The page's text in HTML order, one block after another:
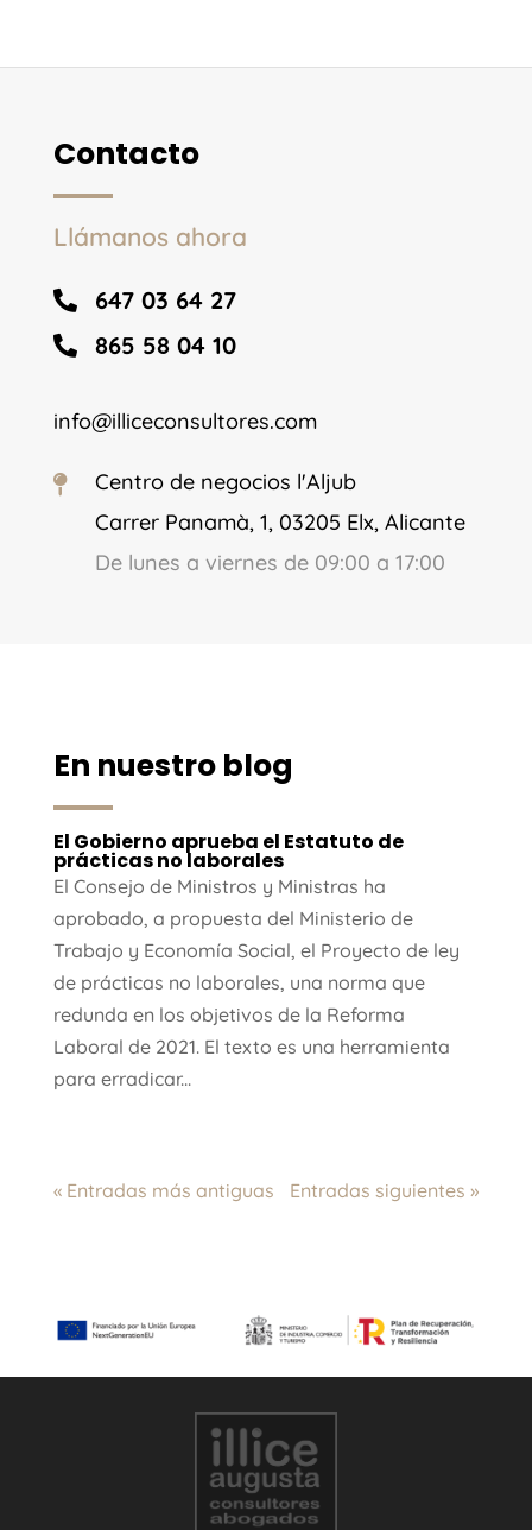
Contacto
Llámanos ahora
 647 03 64 27
 865 58 04 10
info@illiceconsultores.com

Centro de negocios l'Aljub
Carrer Panamà, 1, 03205 Elx, Alicante
De lunes a viernes de 09:00 a 17:00
En nuestro blog
El Gobierno aprueba el Estatuto de
prácticas no laborales
El Consejo de Ministros y Ministras ha
aprobado, a propuesta del Ministerio de
Trabajo y Economía Social, el Proyecto de ley
de prácticas no laborales, una norma que
redunda en los objetivos de la Reforma
Laboral de 2021. El texto es una herramienta
para erradicar...
« Entradas más antiguas Entradas siguientes »